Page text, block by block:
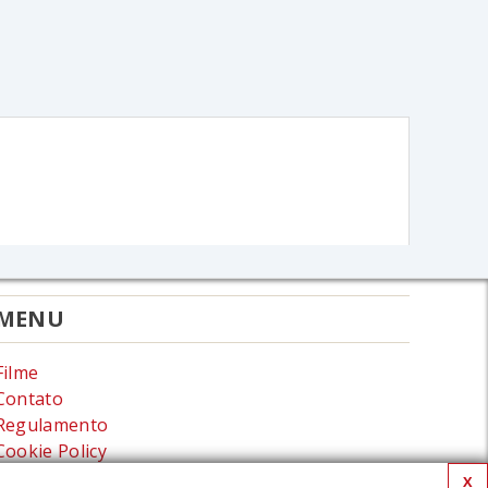
Policy
X